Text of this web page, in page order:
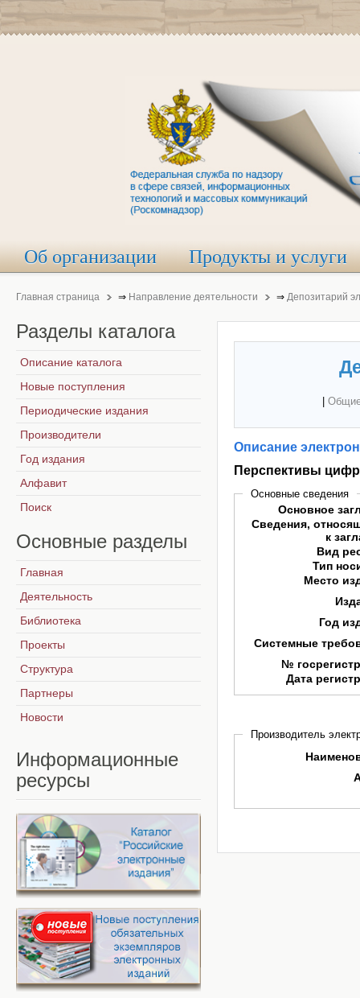
Об организации Продукты и услуги
Главная страница ⇒ Направление деятельности ⇒ Депозитарий
Описание
Перспективы
Основные сведения
Основное
Сведения,
к
Вид
Тип
Место
Год
Системные
№
Дата
Производитель
Разделы каталога
Описание каталога
Новые поступления
Периодические издания
Производители
Год издания
Алфавит
Поиск
Основные разделы
Главная
Деятельность
Библиотека
Проекты
Структура
Партнеры
Новости
Информационные
ресурсы